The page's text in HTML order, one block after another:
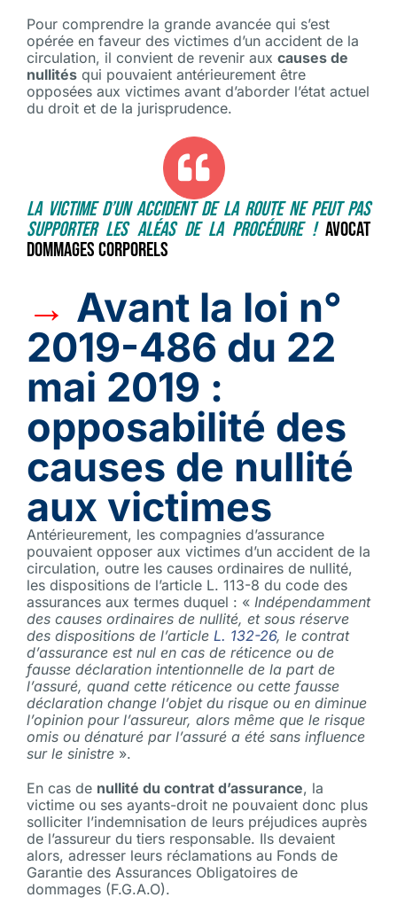
Pour comprendre la grande avancée qui s’est
opérée en faveur des victimes d’un accident de la
circulation, il convient de revenir aux causes de
nullités qui pouvaient antérieurement être
opposées aux victimes avant d’aborder l’état actuel
du droit et de la jurisprudence.
La victime d’un accident de la route ne peut pas
supporter les aléas de la procédure ! Avocat
dommagescorporels
→ Avant la loi n°
2019-486 du 22
mai 2019 :
opposabilité des
causes de nullité
aux victimes
Antérieurement, les compagnies d’assurance
pouvaient opposer aux victimes d’un accident de la
circulation, outre les causes ordinaires de nullité,
les dispositions de l’article L. 113-8 du code des
assurances aux termes duquel : « Indépendamment
des causes ordinaires de nullité, et sous réserve
des dispositions de l’article L. 132-26, le contrat
d’assurance est nul en cas de réticence ou de
fausse déclaration intentionnelle de la part de
l’assuré, quand cette réticence ou cette fausse
déclaration change l’objet du risque ou en diminue
l’opinion pour l’assureur, alors même que le risque
omis ou dénaturé par l’assuré a été sans influence
sur le sinistre ».
En cas de nullité du contrat d’assurance, la
victime ou ses ayants-droit ne pouvaient donc plus
solliciter l’indemnisation de leurs préjudices auprès
de l’assureur du tiers responsable. Ils devaient
alors, adresser leurs réclamations au Fonds de
Garantie des Assurances Obligatoires de
dommages (F.G.A.O).